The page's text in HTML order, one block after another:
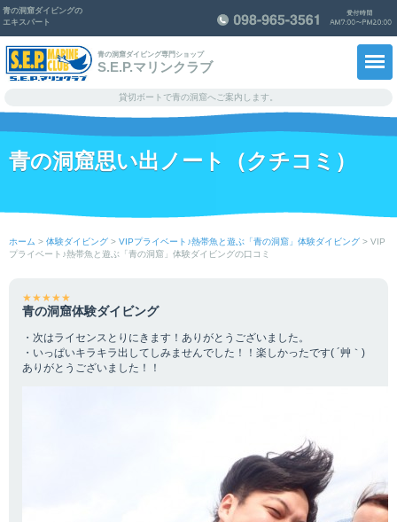
青の洞窟ダイビングの
エキスパート
青の洞窟ダイビング専門ショップ
S.E.P.マリンクラブ
貸切ボートで青の洞窟へご案内します。
ショップ紹介
スタッフ紹介
青の洞窟思い出ノート
知っ得！情報
よくあるご質問
青の洞窟思い出ノート（クチコミ）
ホーム > 体験ダイビング > VIPプライベート♪熱帯魚と遊ぶ「青の洞窟」体験ダイビング > VIP
プライベート♪熱帯魚と遊ぶ「青の洞窟」体験ダイビングの口コミ
★★★★★
青の洞窟体験ダイビング
・次はライセンスとりにきます！ありがとうございました。
・いっぱいキラキラ出してしみませんでした！！楽しかったです( ´艸｀)
ありがとうございました！！